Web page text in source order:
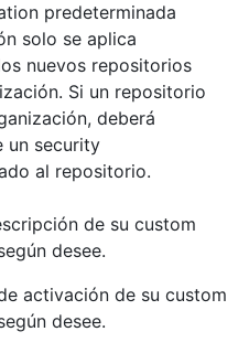
predeterminada
solo se aplica
nuevos repositorios
Si un repositorio
deberá
un security
al repositorio.
de su custom
desee.
activación de su custom
desee.